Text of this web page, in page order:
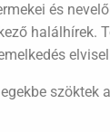
és
halálhírek.
szöktek